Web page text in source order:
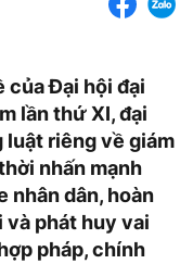
của Đại hội đại
lần thứ XI, đại
luật riêng về giám
nhấn mạnh
nhân dân, hoàn
phát huy vai
pháp, chính